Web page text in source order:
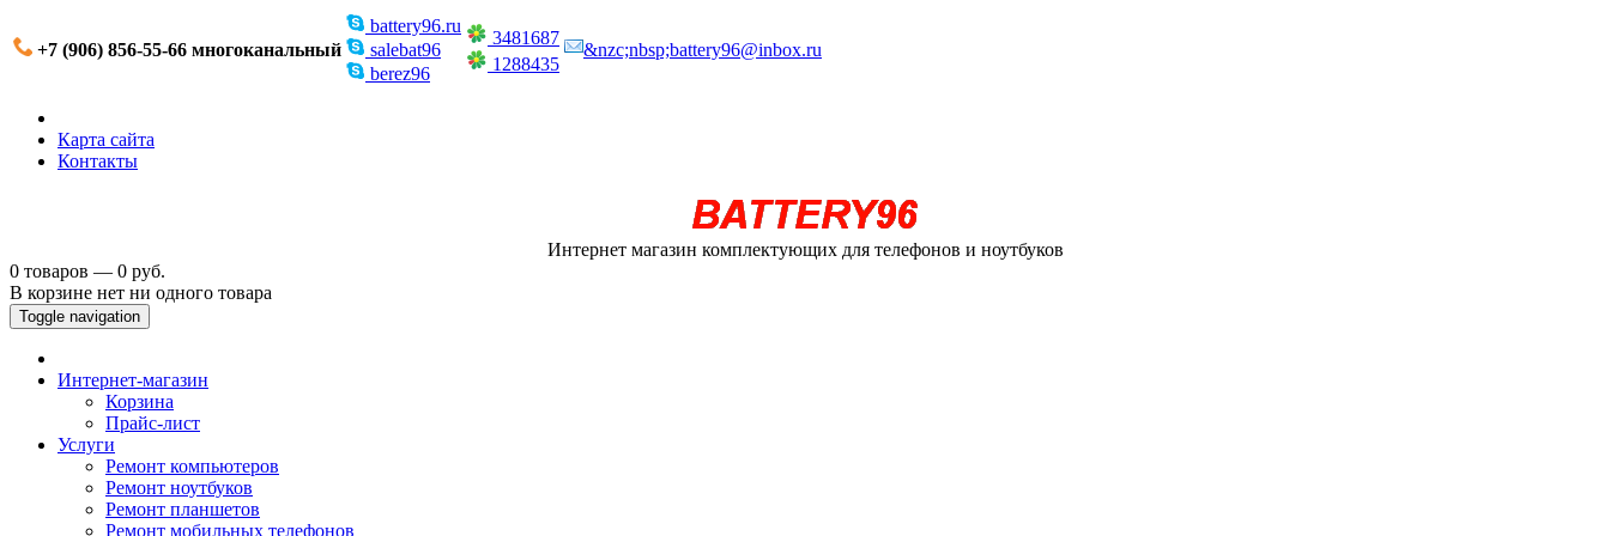
+7 (906) 856-55-66 многоканальный
battery96.ru
salebat96
berez96
3481687
1288435
&nzc;nbsp;battery96@inbox.ru
Карта сайта
Контакты
Интернет магазин комплектующих для телефонов и ноутбуков
0 товаров — 0 руб.
В корзине нет ни одного товара
Toggle navigation
Интернет-магазин
Корзина
Прайс-лист
Услуги
Ремонт компьютеров
Ремонт ноутбуков
Ремонт планшетов
Ремонт мобильных телефонов